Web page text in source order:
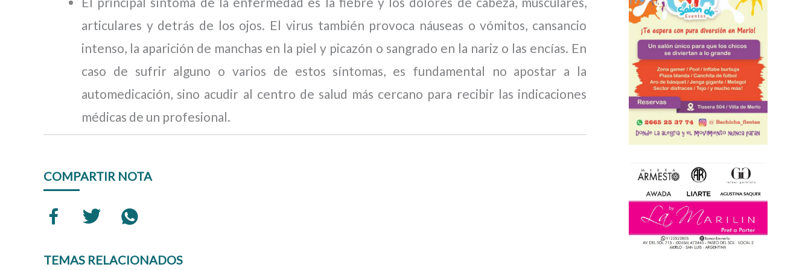
articulares y detrás de los ojos. El virus también provoca náuseas o vómitos, cansancio
intenso, la aparición de manchas en la piel y picazón o sangrado en la nariz o las encías. En
caso de sufrir alguno o varios de estos síntomas, es fundamental no apostar a la
automedicación, sino acudir al centro de salud más cercano para recibir las indicaciones
médicas de un profesional.
COMPARTIR NOTA
TEMAS RELACIONADOS